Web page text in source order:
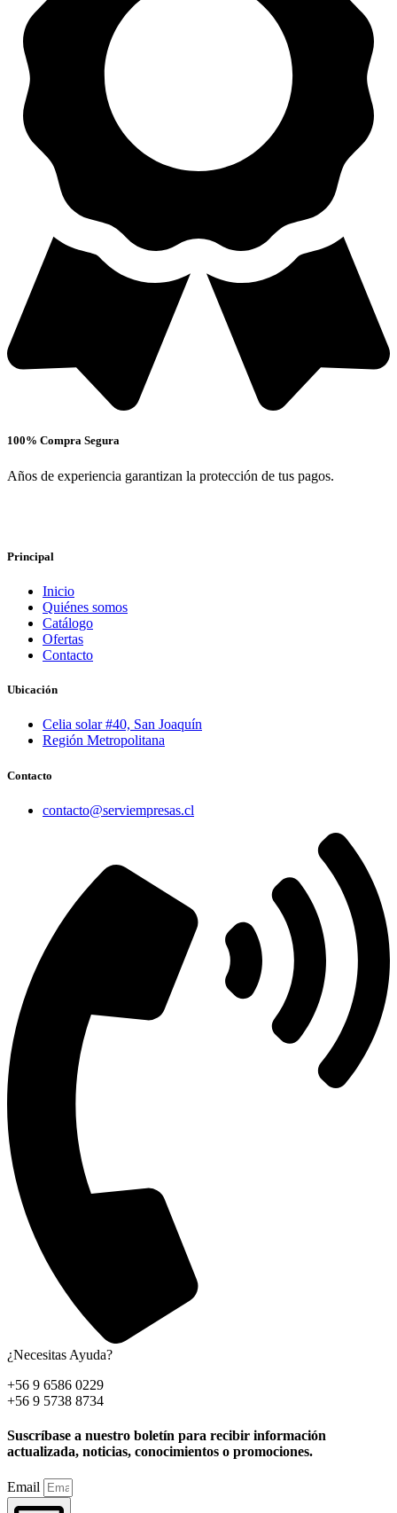
100% Compra Segura
Años de experiencia garantizan la protección de tus pagos.
Principal
Inicio
Quiénes somos
Catálogo
Ofertas
Contacto
Ubicación
Celia solar #40, San Joaquín
Región Metropolitana
Contacto
contacto@serviempresas.cl
¿Necesitas Ayuda?
+56 9 6586 0229
+56 9 5738 8734
Suscríbase a nuestro boletín para recibir información
actualizada, noticias, conocimientos o promociones.
Email